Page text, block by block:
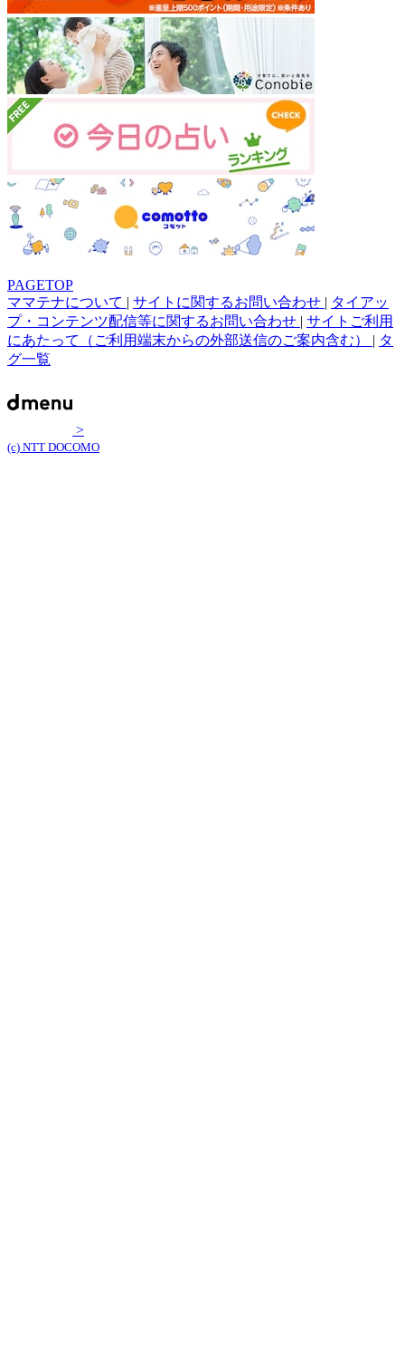
PAGETOP
ママテナについて | サイトに関するお問い合わせ | タイアッ
プ・コンテンツ配信等に関するお問い合わせ | サイトご利用
にあたって（ご利用端末からの外部送信のご案内含む） | タ
グ一覧
>
(c) NTT DOCOMO